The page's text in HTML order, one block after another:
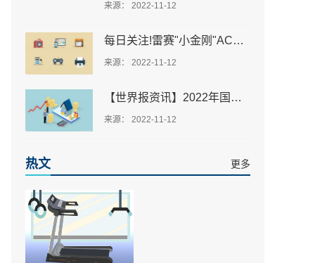
来源： 2022-11-12
每日关注!雷赛"小金刚"ACM2H系列伺服电机全新上市
来源： 2022-11-12
【世界报资讯】2022年国内协作机器人品牌有哪些？
来源： 2022-11-12
热文 更多